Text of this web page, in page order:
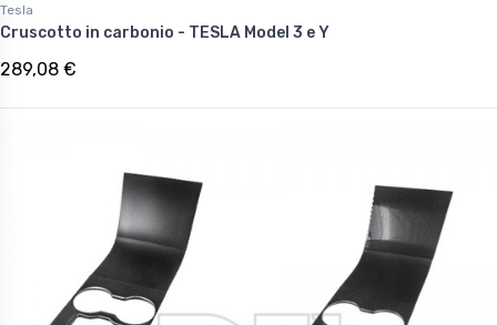
Tesla
Cruscotto in carbonio - TESLA Model 3 e Y
289,08 €